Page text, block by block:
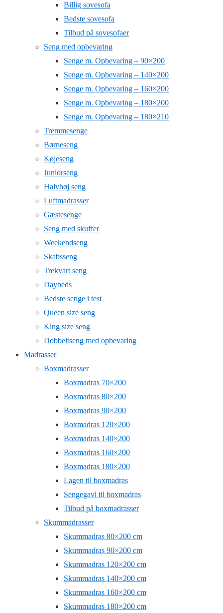
Billig sovesofa
Bedste sovesofa
Tilbud på sovesofaer
Seng med opbevaring
Senge m. Opbevaring – 90×200
Senge m. Opbevaring – 140×200
Senge m. Opbevaring – 160×200
Senge m. Opbevaring – 180×200
Senge m. Opbevaring – 180×210
Tremmesenge
Børneseng
Køjeseng
Juniorseng
Halvhøj seng
Luftmadrasser
Gæstesenge
Seng med skuffer
Weekendseng
Skabsseng
Trekvart seng
Daybeds
Bedste senge i test
Queen size seng
King size seng
Dobbeltseng med opbevaring
Madrasser
Boxmadrasser
Boxmadras 70×200
Boxmadras 80×200
Boxmadras 90×200
Boxmadras 120×200
Boxmadras 140×200
Boxmadras 160×200
Boxmadras 180×200
Lagen til boxmadras
Sengegavl til boxmadras
Tilbud på boxmadrasser
Skummadrasser
Skummadras 80×200 cm
Skummadras 90×200 cm
Skummadras 120×200 cm
Skummadras 140×200 cm
Skummadras 160×200 cm
Skummadras 180×200 cm